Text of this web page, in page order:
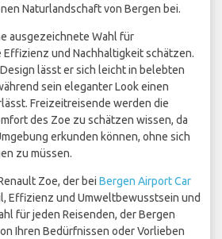
Naturlandschaft von Bergen bei.
ausgezeichnete Wahl für
Effizienz und Nachhaltigkeit schätzen.
lässt er sich leicht in belebten
sein eleganter Look einen
Freizeitreisende werden die
des Zoe zu schätzen wissen, da
erkunden können, ohne sich
zu müssen.
Zoe, der bei Bergen Airport Car
Effizienz und Umweltbewusstsein und
für jeden Reisenden, der Bergen
Ihren Bedürfnissen oder Vorlieben